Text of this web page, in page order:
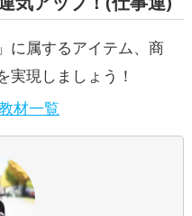
に属するアイテム、商
実現しましょう！
材一覧